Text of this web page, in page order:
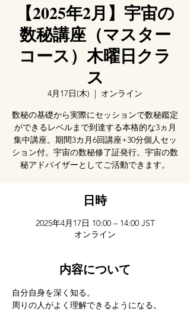
【2025年2月】宇宙の
数秘講座（マスター
コース）木曜日クラ
ス
4月17日(木)
  |
オンライン
数秘の基礎から実際にセッションで数秘鑑定
ができるレベルまで到達する本格的な3ヵ月
集中講座。期間3カ月6回講座+30分個人セッ
ション付。宇宙の数秘修了証発行。宇宙の数
秘アドバイザーとしてご活動できます。
日時
2025年4月17日 10:00 – 14:00 JST
オンライン
内容について
自分自身を深く知る。
周りの人がよく理解できるようになる。